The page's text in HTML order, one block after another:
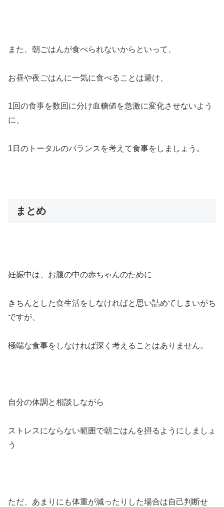
また、朝ごはんが食べられないからといって、
お昼や夜ごはんに一気に食べることは避け、
1回の食事を数回に分け血糖値を急激に変化させないよう
に、
1日のトータルのバランスを考えて食事をしましょう。
まとめ
妊娠中は、お腹の中の赤ちゃんのために
きちんとした食生活をしなければと思い詰めてしまいがち
ですが、
極端な食事をしなければ深く考えることはありません。
自分の体調と相談しながら
ストレスにならない範囲で朝ごはんを摂るようにしましょ
う
ただ、あまりにも体重が減ったりした場合は自己判断せ